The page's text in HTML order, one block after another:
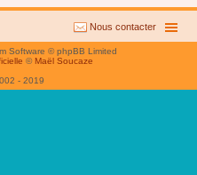
Nous contacter
Software © phpBB Limited
© Maël Soucaze
- 2019